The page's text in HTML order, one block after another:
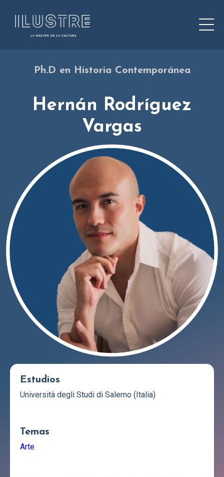
Ph.D en Historia Contemporánea
Hernán Rodríguez
Vargas
Estudios
Università degli Studi di Salerno (Italia)
Temas
Arte